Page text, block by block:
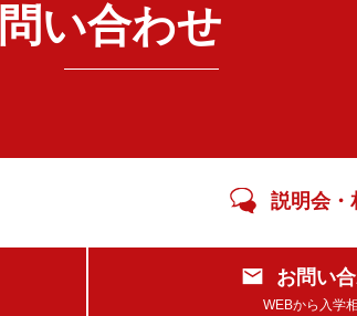
問い合わせ
説明会・
お問い
WEBから入学